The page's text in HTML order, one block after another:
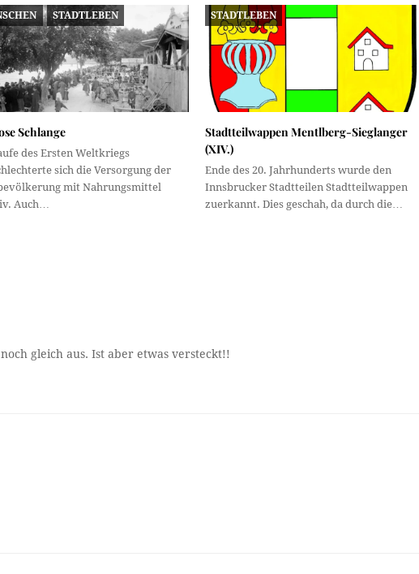
STADTLEBEN
Schlange
des Ersten Weltkriegs
sich die Versorgung der
mit Nahrungsmittel
Auch…
STADTLEBEN
Stadtteilwappen Mentlberg-Sieglanger
(XIV.)
Ende des 20. Jahrhunderts wurde den
Innsbrucker Stadtteilen Stadtteilwappen
zuerkannt. Dies geschah, da durch die…
gleich aus. Ist aber etwas versteckt!!